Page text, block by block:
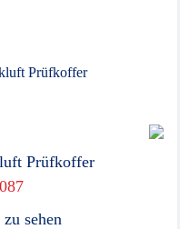
Prüfkoffer
sehen